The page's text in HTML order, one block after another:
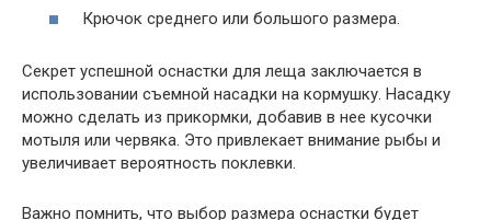
Крючок среднего или большого размера.
Секрет успешной оснастки для леща заключается в
использовании съемной насадки на кормушку. Насадку
можно сделать из прикормки, добавив в нее кусочки
мотыля или червяка. Это привлекает внимание рыбы и
увеличивает вероятность поклевки.
Важно помнить, что выбор размера оснастки будет